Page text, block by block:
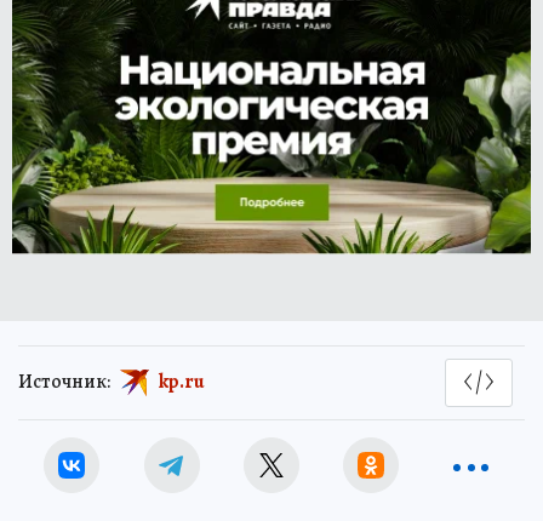
Источник: kp.ru